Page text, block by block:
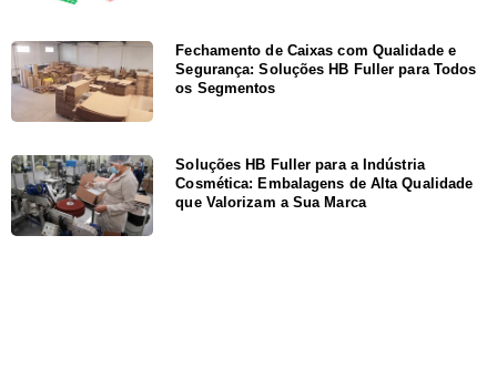
Fechamento de Caixas com Qualidade e
Segurança: Soluções HB Fuller para Todos
os Segmentos
Soluções HB Fuller para a Indústria
Cosmética: Embalagens de Alta Qualidade
que Valorizam a Sua Marca